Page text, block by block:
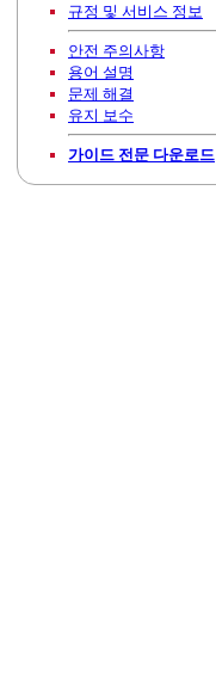
규정 및 서비스 정보
안전 주의사항
용어 설명
문제 해결
유지 보수
가이드 전문 다운로드